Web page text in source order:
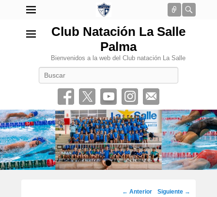
Conectar
Club Natación La Salle
Palma
Bienvenidos a la web del Club natación La Salle
•
Navegación
← Anterior Siguiente →